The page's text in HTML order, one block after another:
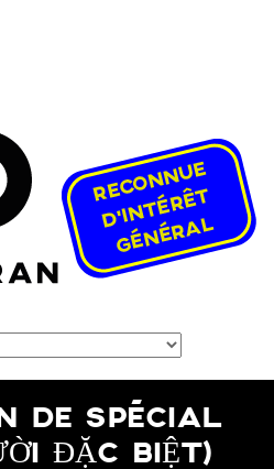
DE SPÉCIAL
ĐẶC BIỆT)